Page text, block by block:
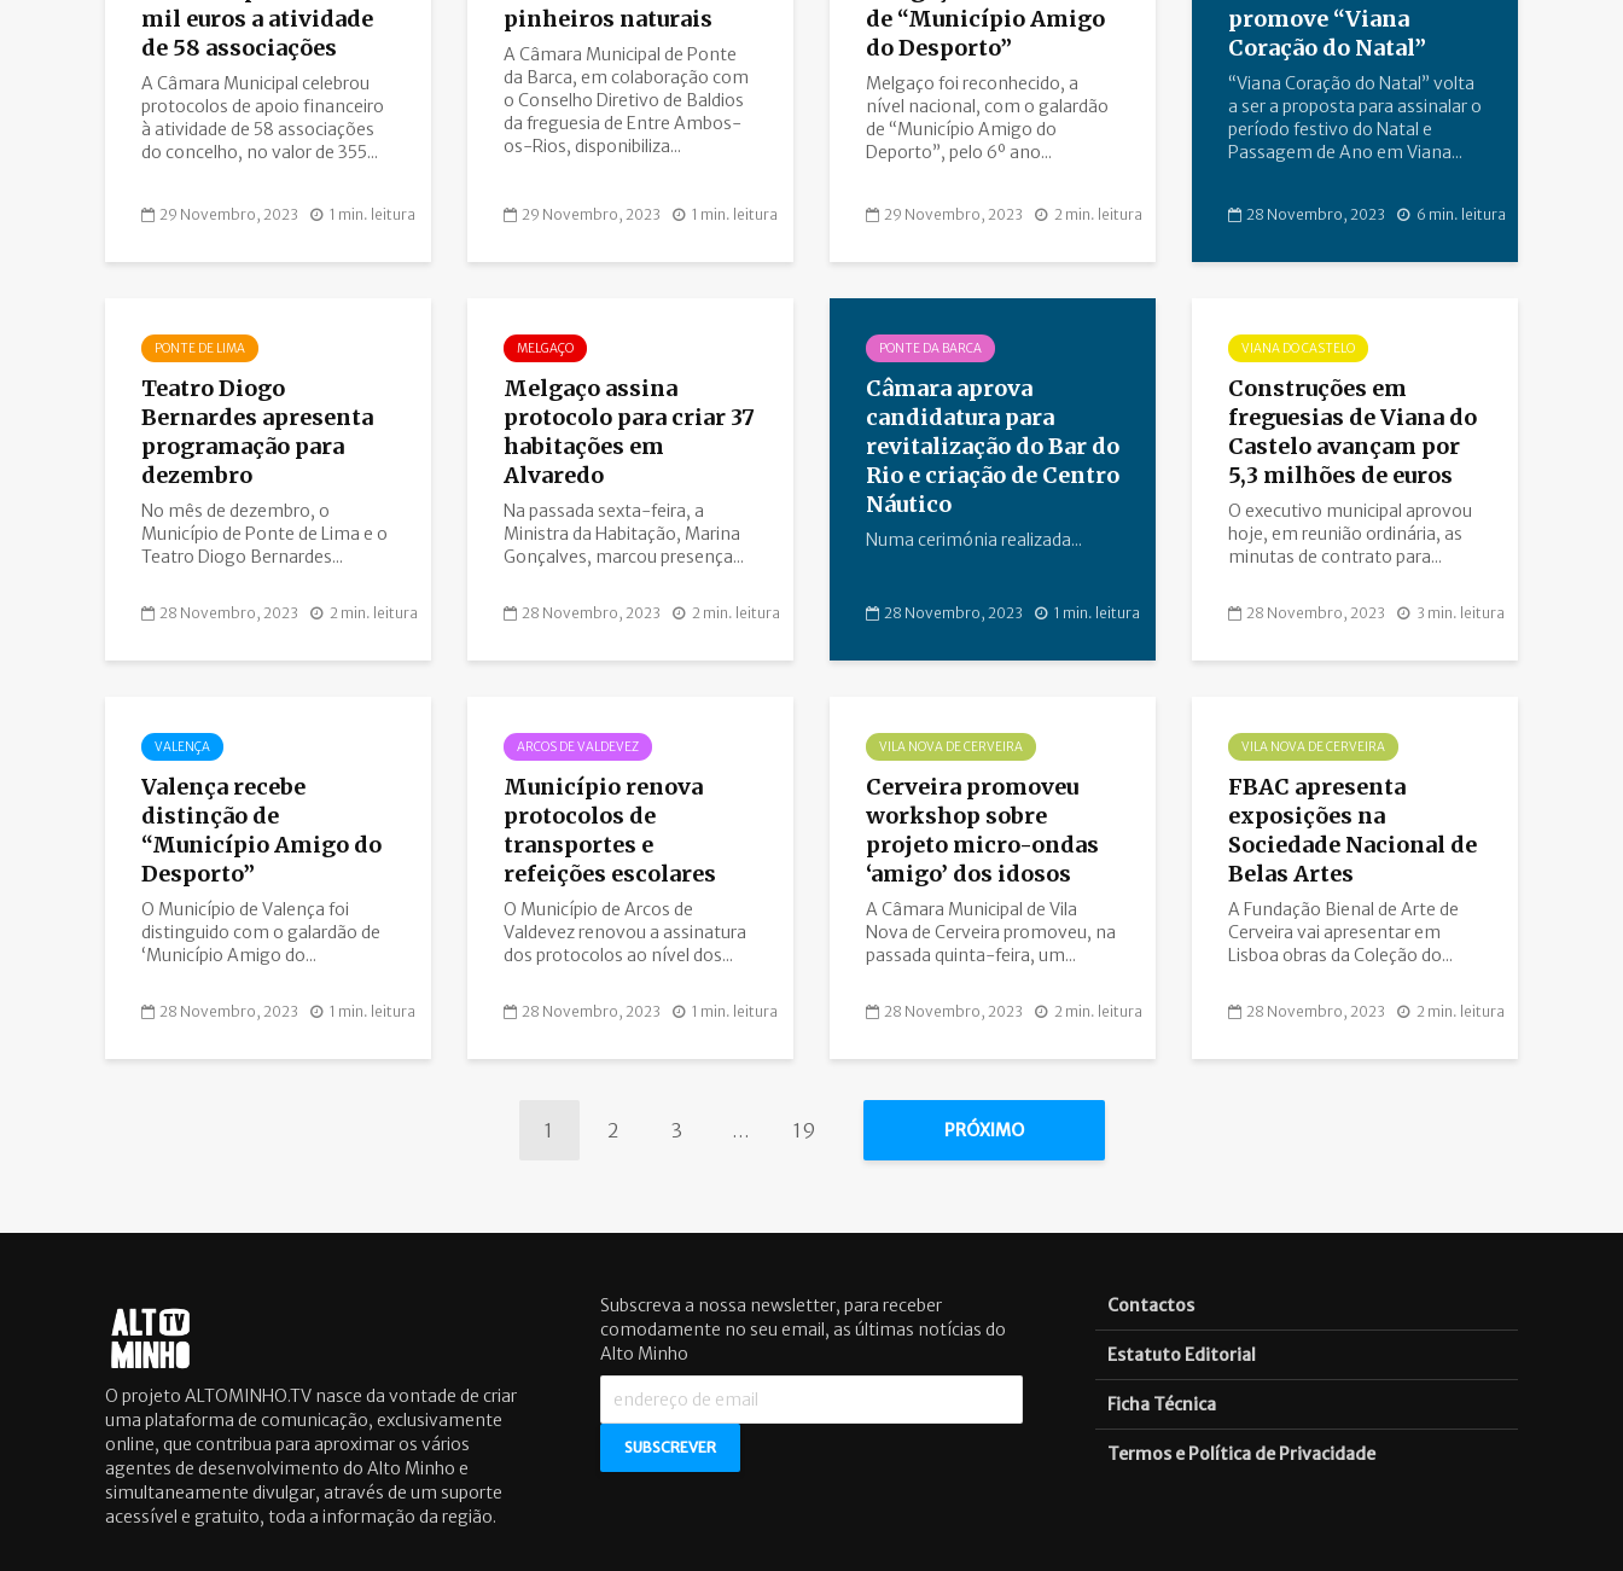
mil euros a atividade
de 58 associações
A Câmara Municipal celebrou
protocolos de apoio financeiro
à atividade de 58 associações
do concelho, no valor de 355...
29 Novembro, 2023 1 min. leitura
pinheiros naturais
A Câmara Municipal de Ponte
da Barca, em colaboração com
o Conselho Diretivo de Baldios
da freguesia de Entre Ambos-
os-Rios, disponibiliza...
29 Novembro, 2023 1 min. leitura
de “Município Amigo
do Desporto”
Melgaço foi reconhecido, a
nível nacional, com o galardão
de “Município Amigo do
Deporto”, pelo 6º ano...
29 Novembro, 2023 2 min. leitura
promove “Viana
Coração do Natal”
“Viana Coração do Natal” volta
a ser a proposta para assinalar o
período festivo do Natal e
Passagem de Ano em Viana...
28 Novembro, 2023 6 min. leitura
PONTE DE LIMA
Teatro Diogo
Bernardes apresenta
programação para
dezembro
No mês de dezembro, o
Município de Ponte de Lima e o
Teatro Diogo Bernardes...
28 Novembro, 2023 2 min. leitura
MELGAÇO
Melgaço assina
protocolo para criar 37
habitações em
Alvaredo
Na passada sexta-feira, a
Ministra da Habitação, Marina
Gonçalves, marcou presença...
28 Novembro, 2023 2 min. leitura
PONTE DA BARCA
Câmara aprova
candidatura para
revitalização do Bar do
Rio e criação de Centro
Náutico
Numa cerimónia realizada...
28 Novembro, 2023 1 min. leitura
VIANA DO CASTELO
Construções em
freguesias de Viana do
Castelo avançam por
5,3 milhões de euros
O executivo municipal aprovou
hoje, em reunião ordinária, as
minutas de contrato para...
28 Novembro, 2023 3 min. leitura
VALENÇA
Valença recebe
distinção de
“Município Amigo do
Desporto”
O Município de Valença foi
distinguido com o galardão de
‘Município Amigo do...
28 Novembro, 2023 1 min. leitura
ARCOS DE VALDEVEZ
Município renova
protocolos de
transportes e
refeições escolares
O Município de Arcos de
Valdevez renovou a assinatura
dos protocolos ao nível dos...
28 Novembro, 2023 1 min. leitura
VILA NOVA DE CERVEIRA
Cerveira promoveu
workshop sobre
projeto micro-ondas
‘amigo’ dos idosos
A Câmara Municipal de Vila
Nova de Cerveira promoveu, na
passada quinta-feira, um...
28 Novembro, 2023 2 min. leitura
VILA NOVA DE CERVEIRA
FBAC apresenta
exposições na
Sociedade Nacional de
Belas Artes
A Fundação Bienal de Arte de
Cerveira vai apresentar em
Lisboa obras da Coleção do...
28 Novembro, 2023 2 min. leitura
1 2 3 … 19 PRÓXIMO
O projeto ALTOMINHO.TV nasce da vontade de criar
uma plataforma de comunicação, exclusivamente
online, que contribua para aproximar os vários
agentes de desenvolvimento do Alto Minho e
simultaneamente divulgar, através de um suporte
acessível e gratuito, toda a informação da região.
Subscreva a nossa newsletter, para receber
comodamente no seu email, as últimas notícias do
Alto Minho
Contactos
Estatuto Editorial
Ficha Técnica
Termos e Política de Privacidade